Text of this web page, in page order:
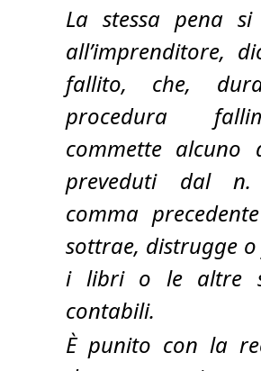
La stessa pena
all’imprenditore,
fallito, che,
procedura
commette alcuno
preveduti dal
comma
sottrae, distrugge
i libri o le altre
contabili.
È punito con la